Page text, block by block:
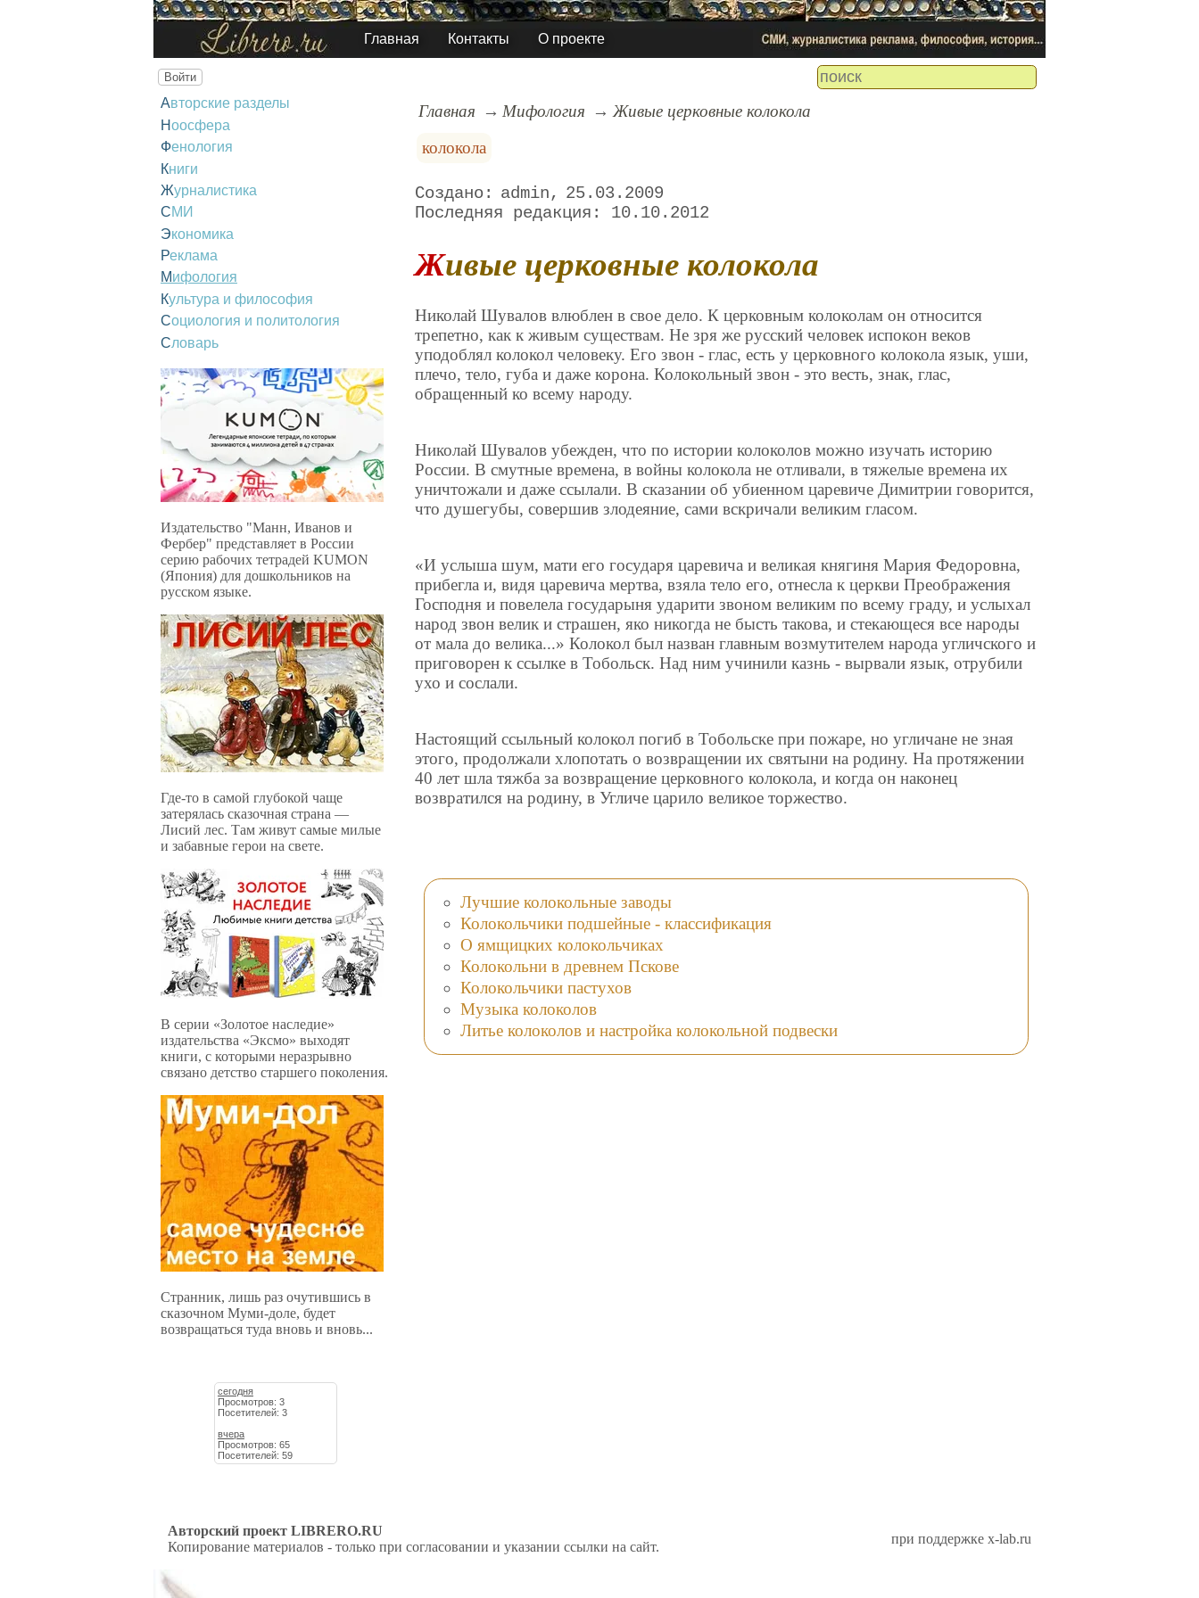
Главная Контакты О проекте
Войти
Авторские разделы
Ноосфера
Фенология
Книги
Журналистика
СМИ
Экономика
Реклама
Мифология
Культура и философия
Социология и политология
Словарь
Издательство "Манн, Иванов и
Фербер" представляет в России
серию рабочих тетрадей KUMON
(Япония) для дошкольников на
русском языке.
Где-то в самой глубокой чаще
затерялась сказочная страна —
Лисий лес. Там живут самые милые
и забавные герои на свете.
В серии «Золотое наследие»
издательства «Эксмо» выходят
книги, с которыми неразрывно
связано детство старшего поколения.
Странник, лишь раз очутившись в
сказочном Муми-доле, будет
возвращаться туда вновь и вновь...
сегодня
Просмотров: 3
Посетителей: 3
вчера
Просмотров: 65
Посетителей: 59
Главная Мифология
Живые церковные колокола
колокола
admin
25.03.2009
10.10.2012
Живые церковные колокола
Николай Шувалов влюблен в свое дело. К церковным колоколам он относится
трепетно, как к живым существам. Не зря же русский человек испокон веков
уподоблял колокол человеку. Его звон - глас, есть у церковного колокола язык, уши,
плечо, тело, губа и даже корона. Колокольный звон - это весть, знак, глас,
обращенный ко всему народу.
Николай Шувалов убежден, что по истории колоколов можно изучать историю
России. В смутные времена, в войны колокола не отливали, в тяжелые времена их
уничтожали и даже ссылали. В сказании об убиенном царевиче Димитрии говорится,
что душегубы, совершив злодеяние, сами вскричали великим гласом.
«И услыша шум, мати его государя царевича и великая княгиня Мария Федоровна,
прибегла и, видя царевича мертва, взяла тело его, отнесла к церкви Преображения
Господня и повелела государыня ударити звоном великим по всему граду, и услыхал
народ звон велик и страшен, яко никогда не бысть такова, и стекающеся все народы
от мала до велика...» Колокол был назван главным возмутителем народа угличского и
приговорен к ссылке в Тобольск. Над ним учинили казнь - вырвали язык, отрубили
ухо и сослали.
Настоящий ссыльный колокол погиб в Тобольске при пожаре, но угличане не зная
этого, продолжали хлопотать о возвращении их святыни на родину. На протяжении
40 лет шла тяжба за возвращение церковного колокола, и когда он наконец
возвратился на родину, в Угличе царило великое торжество.
Лучшие колокольные заводы
Колокольчики подшейные - классификация
О ямщицких колокольчиках
Колокольни в древнем Пскове
Колокольчики пастухов
Музыка колоколов
Литье колоколов и настройка колокольной подвески
Авторский проект LIBRERO.RU
Копирование материалов - только при согласовании и указании ссылки на сайт.
при поддержке x-lab.ru